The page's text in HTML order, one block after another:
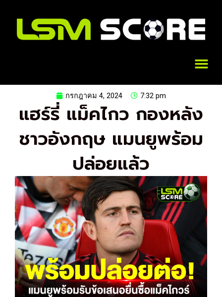
กรกฎาคม 4, 2024 7:32 pm
แฮร์รี่ แม็คไกว กองหลัง
ชาวอังกฤษ แมนยูพร้อม
ปล่อยแล้ว